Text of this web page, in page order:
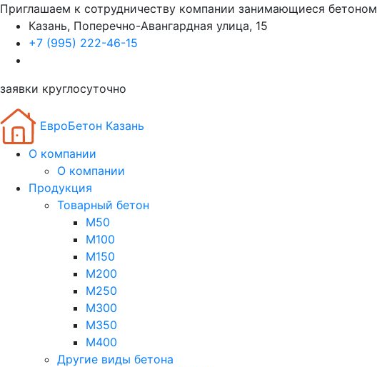
Приглашаем к сотрудничеству компании занимающиеся бетоном
Казань, Поперечно-Авангардная улица, 15
+7 (995) 222-46-15
заявки круглосуточно
ЕвроБетон Казань
О компании
О компании
Продукция
Товарный бетон
М50
М100
М150
М200
М250
М300
М350
М400
Другие виды бетона